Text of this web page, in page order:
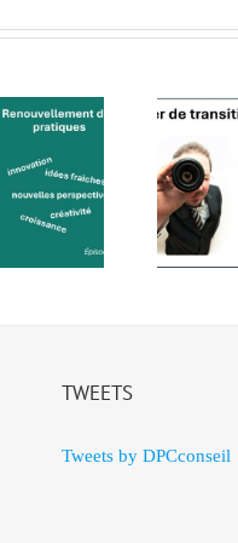
de
appel à un
de
transition
2/4) – 6
TWEETS
Tweets by DPCconseil